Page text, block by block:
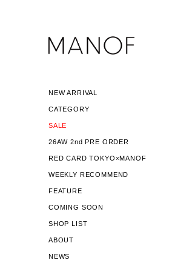
NEW ARRIVAL
CATEGORY
SALE
26AW 2nd PRE ORDER
RED CARD TOKYO×MANOF
WEEKLY RECOMMEND
FEATURE
COMING SOON
SHOP LIST
ABOUT
NEWS